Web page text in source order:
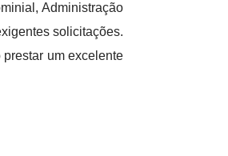
Administração
solicitações.
um excelente